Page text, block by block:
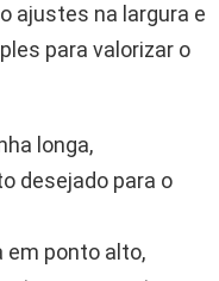
ajustes na largura e
para valorizar o
longa,
desejado para o
em ponto alto,